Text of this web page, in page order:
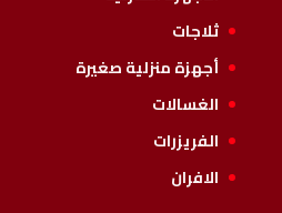
ثلاجات
أجهزة منزلية صغيرة
الغسالات
الفريزرات
الافران